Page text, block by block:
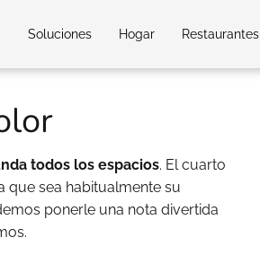
Soluciones Hogar Restaurantes
todos los espacios. El cuarto
que sea habitualmente su
ponerle una nota divertida